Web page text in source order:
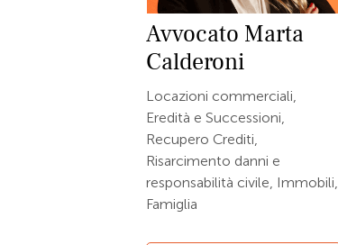
Avvocato Marta
Calderoni
Locazioni commerciali,
Eredità e Successioni,
Recupero Crediti,
Risarcimento danni e
responsabilità civile, Immobili,
Famiglia